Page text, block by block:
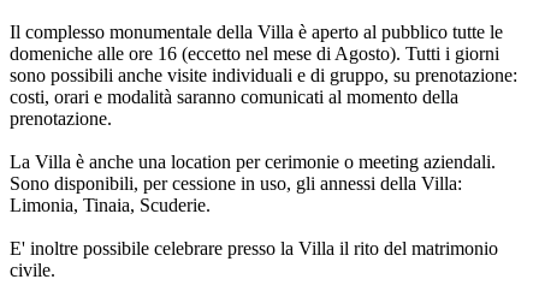
Il complesso monumentale della Villa è aperto al pubblico tutte le
domeniche alle ore 16 (eccetto nel mese di Agosto). Tutti i giorni
sono possibili anche visite individuali e di gruppo, su prenotazione:
costi, orari e modalità saranno comunicati al momento della
prenotazione.
La Villa è anche una location per cerimonie o meeting aziendali.
Sono disponibili, per cessione in uso, gli annessi della Villa:
Limonia, Tinaia, Scuderie.
E' inoltre possibile celebrare presso la Villa il rito del matrimonio
civile.